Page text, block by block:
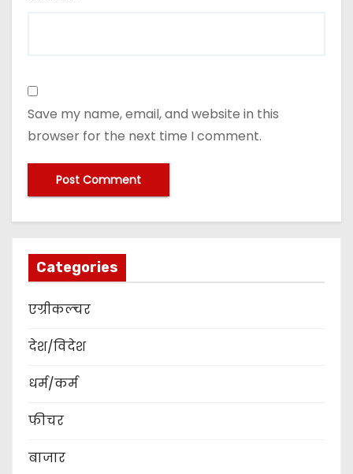
Save my name, email, and website in this
browser for the next time I comment.
Categories
एग्रीकल्चर
देश/विदेश
धर्म/कर्म
फीचर
बाजार